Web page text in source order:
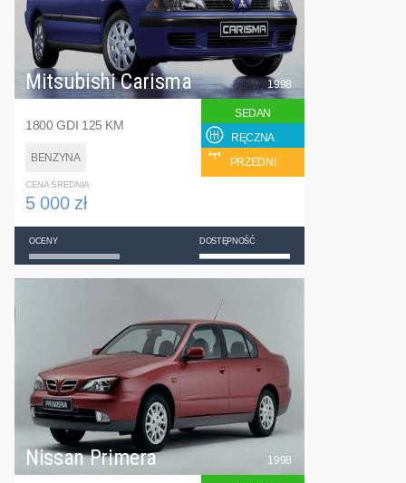
Mitsubishi Carisma
1800 GDI 125 KM
BENZYNA
1998
SEDAN
RĘCZNA
PRZEDNI
CENA ŚREDNIA
5 000 zł
OCENY DOSTĘPNOŚĆ
Nissan Primera 1998